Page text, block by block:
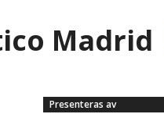
Madrid
Presenteras av